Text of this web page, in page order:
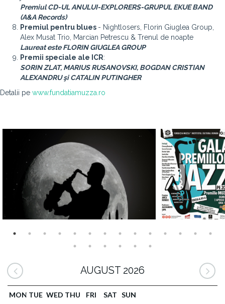
Premiul CD-UL ANULUI-EXPLORERS-GRUPUL EKUE BAND
(A&A Records)
Premiul pentru blues - Nightlosers, Florin Giuglea Group,
Alex Musat Trio, Marcian Petrescu & Trenul de noapte
Laureat este FLORIN GIUGLEA GROUP
Premii speciale ale ICR:
SORIN ZLAT, MARIUS RUSANOVSKI, BOGDAN CRISTIAN
ALEXANDRU şi CATALIN PUTINGHER
Detalii pe www.fundatiamuzza.ro
AUGUST 2026
MON TUE WED THU FRI SAT SUN